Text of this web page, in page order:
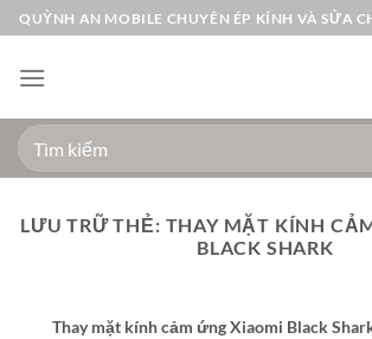
Bỏ
qua
nội
QUỲNH AN MOBILE CHUYÊN ÉP KÍNH VÀ SỬA
Tìm
kiếm:
LƯU TRỮ THẺ: THAY MẶT KÍNH
BLACK SHARK
Thay mặt kính cảm ứng Xiaomi Black